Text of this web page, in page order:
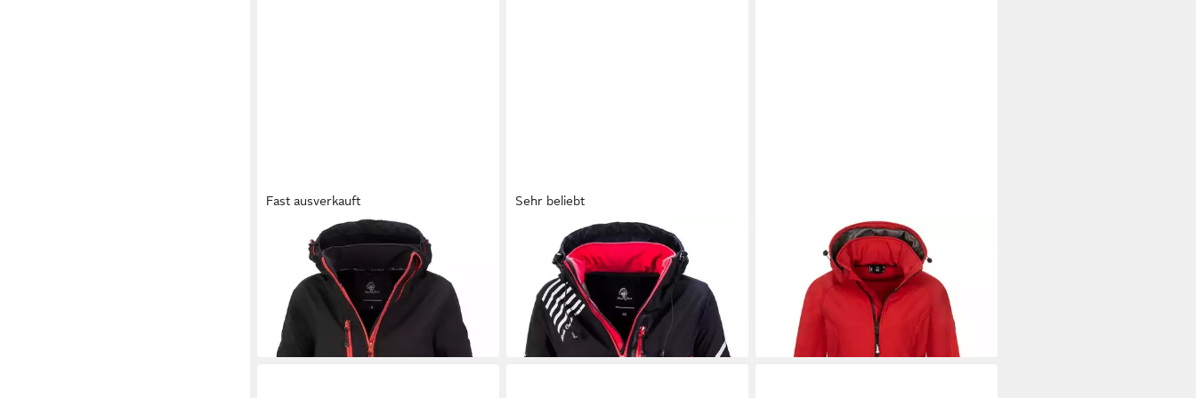
Fast ausverkauft
ROCK CREEK
Softshelljacke Damen
Softshelljacke Wanderjacke D-412
49,90 € UVP 89,90 €
-44%
Sehr beliebt
ROCK CREEKSoftshelljacke Damen
Softshelljacke Wanderjacke D-402
69,90 € UVP
-22%
+10
ARCTIC SEVENSoftshelljacke
ASGiuliana mit abnehmbarer Kapuze
ab 55,90 €
UVP99,90 €